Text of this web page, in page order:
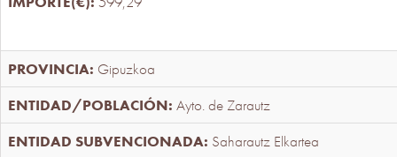
Gipuzkoa
Ayto. de Zarautz
Saharautz Elkartea